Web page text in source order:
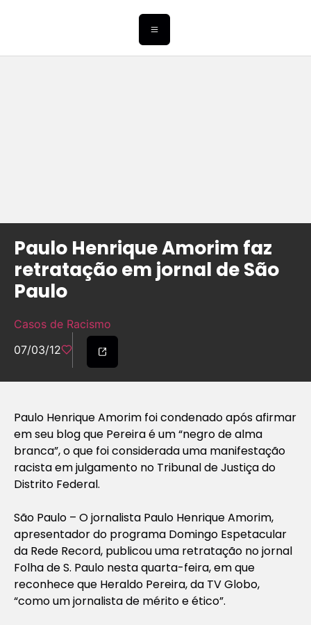
Paulo Henrique Amorim faz
retratação em jornal de São
Paulo
Casos de Racismo
07/03/12
Paulo Henrique Amorim foi condenado após afirmar
em seu blog que Pereira é um “negro de alma
branca”, o que foi considerada uma manifestação
racista em julgamento no Tribunal de Justiça do
Distrito Federal.
São Paulo – O jornalista Paulo Henrique Amorim,
apresentador do programa Domingo Espetacular
da Rede Record, publicou uma retratação no jornal
Folha de S. Paulo nesta quarta-feira, em que
reconhece que Heraldo Pereira, da TV Globo,
“como um jornalista de mérito e ético”.